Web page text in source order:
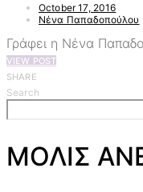
October 17, 2016
Νένα Παπαδοπούλου
Γράφει η Νένα
VIEW POST
SHARE
Search
ΜΟΛΙΣ